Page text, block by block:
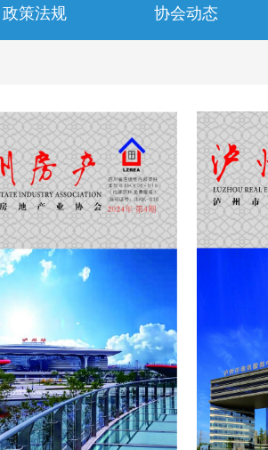
政策法规 协会动态